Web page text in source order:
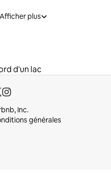
Afficher plus
d'un lac
Inc.
générales